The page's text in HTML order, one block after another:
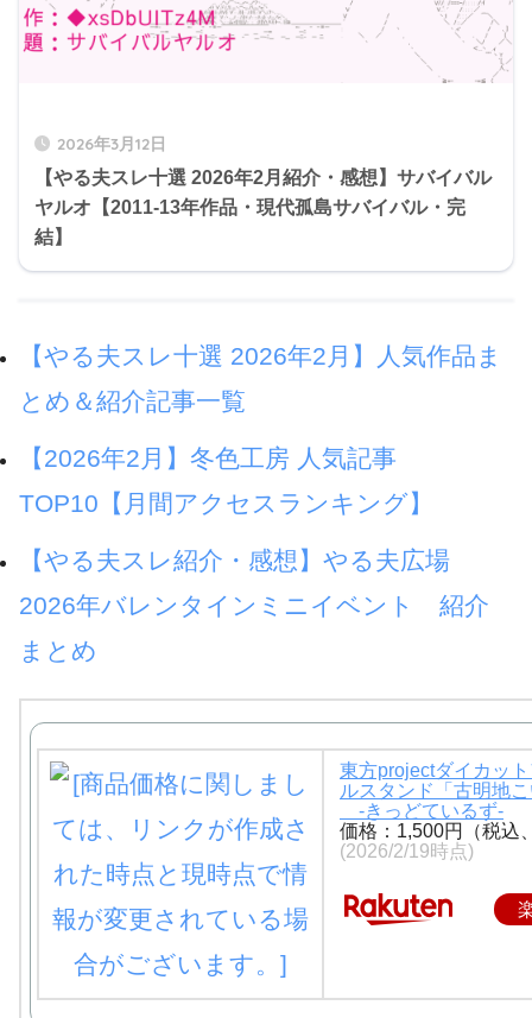
2026年3月12日
【やる夫スレ十選 2026年2月紹介・感想】サバイバル
ヤルオ【2011-13年作品・現代孤島サバイバル・完
結】
【やる夫スレ十選 2026年2月】人気作品ま
とめ＆紹介記事一覧
【2026年2月】冬色工房 人気記事
TOP10【月間アクセスランキング】
【やる夫スレ紹介・感想】やる夫広場
2026年バレンタインミニイベント 紹介
まとめ
東方projectダイカッ
ルスタンド「古明地
-きっどているず-
価格：1,500円（税込
(2026/2/19時点)